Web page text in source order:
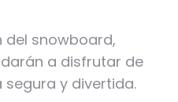
del snowboard,
a disfrutar de
y divertida.